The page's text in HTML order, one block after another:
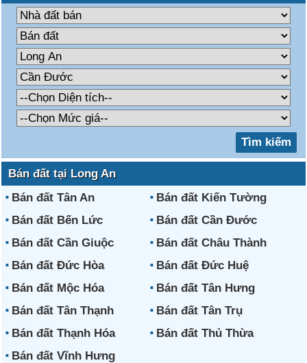
Bán đất tại Long An
Bán đất Tân An
Bán đất Kiến Tường
Bán đất Bến Lức
Bán đất Cần Đước
Bán đất Cần Giuộc
Bán đất Châu Thành
Bán đất Đức Hòa
Bán đất Đức Huệ
Bán đất Mộc Hóa
Bán đất Tân Hưng
Bán đất Tân Thạnh
Bán đất Tân Trụ
Bán đất Thạnh Hóa
Bán đất Thủ Thừa
Bán đất Vĩnh Hưng